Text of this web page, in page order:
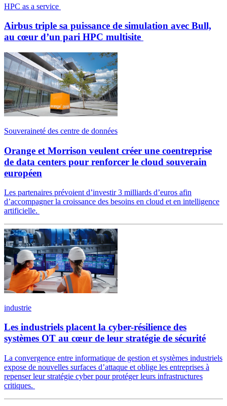
HPC as a service
Airbus triple sa puissance de simulation avec Bull,
au cœur d’un pari HPC multisite
Souveraineté des centre de données
Orange et Morrison veulent créer une coentreprise
de data centers pour renforcer le cloud souverain
européen
Les partenaires prévoient d’investir 3 milliards d’euros afin
d’accompagner la croissance des besoins en cloud et en intelligence
artificielle.
industrie
Les industriels placent la cyber-résilience des
systèmes OT au cœur de leur stratégie de sécurité
La convergence entre informatique de gestion et systèmes industriels
expose de nouvelles surfaces d’attaque et oblige les entreprises à
repenser leur stratégie cyber pour protéger leurs infrastructures
critiques.